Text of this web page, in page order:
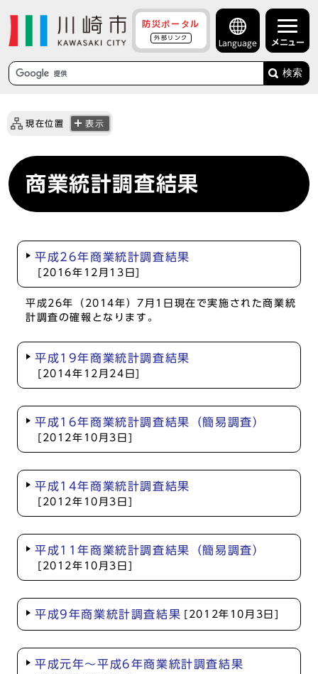
防災ポータル
外部リンク
Language メニュー
検索
現在位置 表示
商業統計調査結果
平成26年商業統計調査結果
[2016年12月13日]
平成26年（2014年）7月1日現在で実施された商業統
計調査の確報となります。
平成19年商業統計調査結果
[2014年12月24日]
平成16年商業統計調査結果（簡易調査）
[2012年10月3日]
平成14年商業統計調査結果
[2012年10月3日]
平成11年商業統計調査結果（簡易調査）
[2012年10月3日]
平成9年商業統計調査結果 [2012年10月3日]
平成元年～平成6年商業統計調査結果